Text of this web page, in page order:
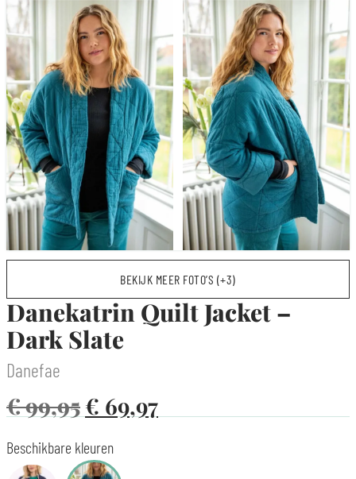
BEKIJK MEER FOTO’S (+3)
Danekatrin Quilt Jacket –
Dark Slate
Danefae
€99,95€ 69,97
Beschikbare kleuren